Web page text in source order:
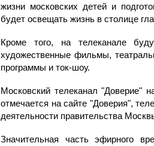
жизни московских детей и
будет освещать жизнь в столице
Кроме того, на телеканале
художественные фильмы,
программы и ток-шоу.
Московский телеканал "Доверие"
отмечается на сайте "Доверия",
деятельности правительства
Значительная часть эфирного